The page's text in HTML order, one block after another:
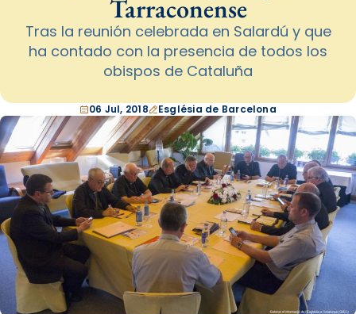
Tarraconense
Tras la reunión celebrada en Salardú y que
ha contado con la presencia de todos los
obispos de Cataluña
06 Jul, 2018 Església de Barcelona